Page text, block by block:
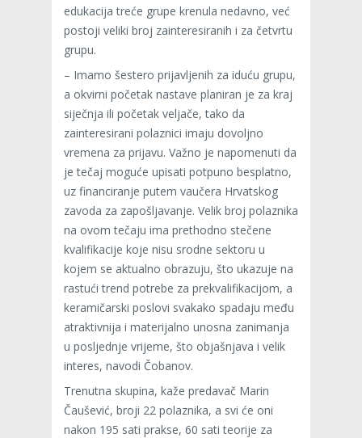
edukacija treće grupe krenula nedavno, već
postoji veliki broj zainteresiranih i za četvrtu
grupu.
– Imamo šestero prijavljenih za iduću grupu,
a okvirni početak nastave planiran je za kraj
siječnja ili početak veljače, tako da
zainteresirani polaznici imaju dovoljno
vremena za prijavu. Važno je napomenuti da
je tečaj moguće upisati potpuno besplatno,
uz financiranje putem vaučera Hrvatskog
zavoda za zapošljavanje. Velik broj polaznika
na ovom tečaju ima prethodno stečene
kvalifikacije koje nisu srodne sektoru u
kojem se aktualno obrazuju, što ukazuje na
rastući trend potrebe za prekvalifikacijom, a
keramičarski poslovi svakako spadaju među
atraktivnija i materijalno unosna zanimanja
u posljednje vrijeme, što objašnjava i velik
interes, navodi Čobanov.
Trenutna skupina, kaže predavač Marin
Čaušević, broji 22 polaznika, a svi će oni
nakon 195 sati prakse, 60 sati teorije za